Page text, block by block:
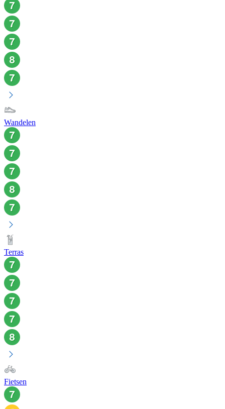
Wandelen
Terras
Fietsen